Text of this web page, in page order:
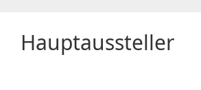
Hauptaussteller